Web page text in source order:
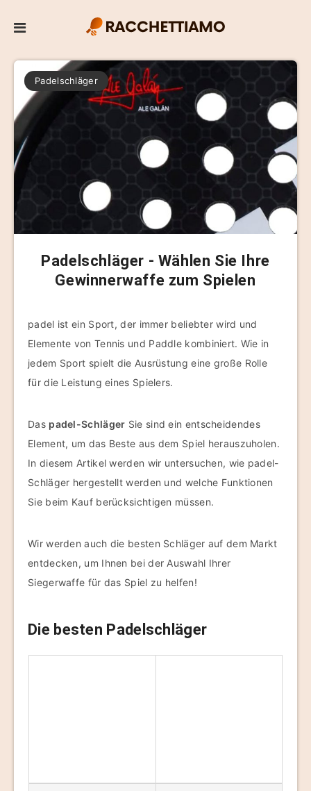
Padelschläger
Padelschläger - Wählen Sie Ihre
Gewinnerwaffe zum Spielen
padel ist ein Sport, der immer beliebter wird und
Elemente von Tennis und Paddle kombiniert. Wie in
jedem Sport spielt die Ausrüstung eine große Rolle
für die Leistung eines Spielers.
Das padel-Schläger Sie sind ein entscheidendes
Element, um das Beste aus dem Spiel herauszuholen.
In diesem Artikel werden wir untersuchen, wie padel-
Schläger hergestellt werden und welche Funktionen
Sie beim Kauf berücksichtigen müssen.
Wir werden auch die besten Schläger auf dem Markt
entdecken, um Ihnen bei der Auswahl Ihrer
Siegerwaffe für das Spiel zu helfen!
Die besten Padelschläger